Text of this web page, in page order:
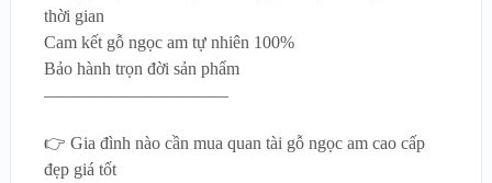
thời gian
Cam kết gỗ ngọc am tự nhiên 100%
Bảo hành trọn đời sản phẩm
——————————–
👉 Gia đình nào cần mua quan tài gỗ ngọc am cao cấp
đẹp giá tốt